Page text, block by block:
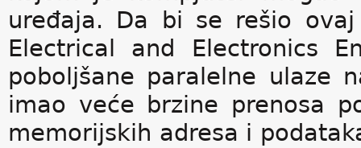
uređaja. Da bi se rešio
Electrical and Electronics
poboljšane paralelne ulaze
imao veće brzine prenosa
memorijskih adresa i